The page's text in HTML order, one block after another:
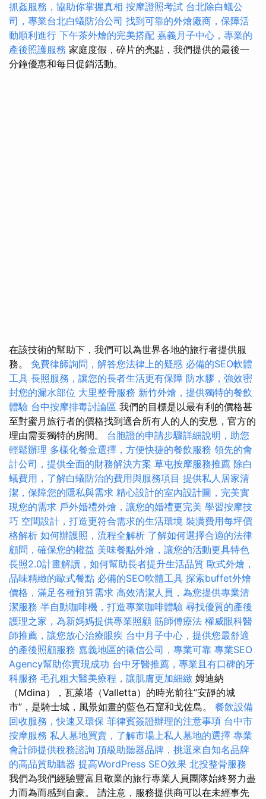
抓姦服務，協助你掌握真相 按摩證照考試 台北除白蟻公
司，專業台北白蟻防治公司 找到可靠的外燴廠商，保障活
動順利進行 下午茶外燴的完美搭配 嘉義月子中心，專業的
產後照護服務 家庭度假，碎片的亮點，我們提供的最後一
分鐘優惠和每日促銷活動。
在該技術的幫助下，我們可以為世界各地的旅行者提供服
務。 免費律師詢問，解答您法律上的疑惑 必備的SEO軟體
工具 長照服務，讓您的長者生活更有保障 防水膠，強效密
封您的漏水部位 大里整骨服務 新竹外燴，提供獨特的餐飲
體驗 台中按摩排毒討論區 我們的目標是以最有利的價格甚
至對蜜月旅行者的價格找到適合所有人的人的安息，官方的
理由需要獨特的房間。 台胞證的申請步驟詳細說明，助您
輕鬆辦理 多樣化餐盒選擇，方便快捷的餐飲服務 領先的會
計公司，提供全面的財務解決方案 草屯按摩服務推薦 除白
蟻費用，了解白蟻防治的費用與服務項目 提供私人居家清
潔，保障您的隱私與需求 精心設計的室內設計圖，完美實
現您的需求 戶外婚禮外燴，讓您的婚禮更完美 學習按摩技
巧 空間設計，打造更符合需求的生活環境 裝潢費用每坪價
格解析 如何辦護照，流程全解析 了解如何選擇合適的法律
顧問，確保您的權益 美味餐點外燴，讓您的活動更具特色
長照2.0計畫解讀，如何幫助長者提升生活品質 歐式外燴，
品味精緻的歐式餐點 必備的SEO軟體工具 探索buffet外燴
價格，滿足各種預算需求 高效清潔人員，為您提供專業清
潔服務 半自動咖啡機，打造專業咖啡體驗 尋找優質的產後
護理之家，為新媽媽提供專業照顧 筋師傅療法 權威眼科醫
師推薦，讓您放心治療眼疾 台中月子中心，提供您最舒適
的產後照顧服務 嘉義地區的徵信公司，專業可靠 專業SEO
Agency幫助你實現成功 台中牙醫推薦，專業且有口碑的牙
科服務 毛孔粗大醫美療程，讓肌膚更加細緻 姆迪納
（Mdina），瓦萊塔（Valletta）的時光前往“安靜的城
市”，是騎士城，風景如畫的藍色石窟和戈佐島。 餐飲設備
回收服務，快速又環保 菲律賓簽證辦理的注意事項 台中市
按摩服務 私人墓地買賣，了解市場上私人墓地的選擇 專業
會計師提供稅務諮詢 頂級助聽器品牌，挑選來自知名品牌
的高品質助聽器 提高WordPress SEO效果 北投整骨服務
我們為我們經驗豐富且敬業的旅行專業人員團隊始終努力盡
力而為而感到自豪。 請注意，服務提供商可以在未經事先